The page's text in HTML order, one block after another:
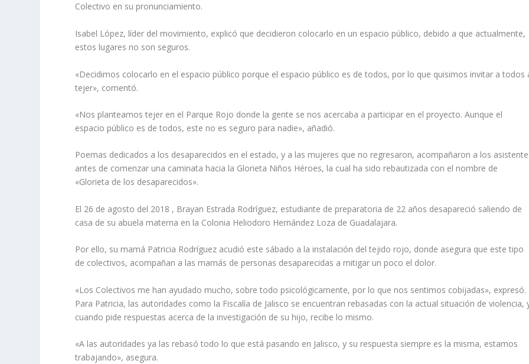
Colectivo en su pronunciamiento.
Isabel López, líder del movimiento, explicó que decidieron colocarlo en un espacio público, debido a que actualmente,
estos lugares no son seguros.
«Decidimos colocarlo en el espacio público porque el espacio público es de todos, por lo que quisimos invitar a todos
tejer», comentó.
«Nos planteamos tejer en el Parque Rojo donde la gente se nos acercaba a participar en el proyecto. Aunque el
espacio público es de todos, este no es seguro para nadie», añadió.
Poemas dedicados a los desaparecidos en el estado, y a las mujeres que no regresaron, acompañaron a los
antes de comenzar una caminata hacia la Glorieta Niños Héroes, la cual ha sido rebautizada con el nombre de
«Glorieta de los desaparecidos».
El 26 de agosto del 2018 , Brayan Estrada Rodríguez, estudiante de preparatoria de 22 años desapareció saliendo de
casa de su abuela materna en la Colonia Heliodoro Hernández Loza de Guadalajara.
Por ello, su mamá Patricia Rodríguez acudió este sábado a la instalación del tejido rojo, donde asegura que este tipo
de colectivos, acompañan a las mamás de personas desaparecidas a mitigar un poco el dolor.
«Los Colectivos me han ayudado mucho, sobre todo psicológicamente, por lo que nos sentimos cobijadas», expresó.
Para Patricia, las autoridades como la Fiscalía de Jalisco se encuentran rebasadas con la actual situación de violencia,
cuando pide respuestas acerca de la investigación de su hijo, recibe lo mismo.
«A las autoridades ya las rebasó todo lo que está pasando en Jalisco, y su respuesta siempre es la misma, estamos
trabajando», asegura.